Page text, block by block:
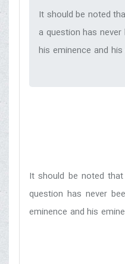
It should be noted
a question has
his eminence and
It should be noted
question has never
eminence and his